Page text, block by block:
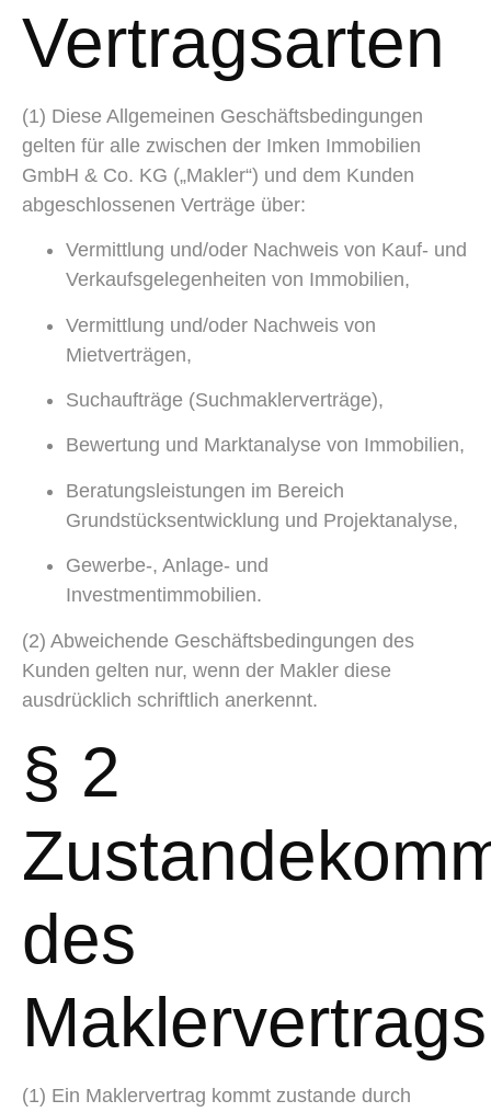
Vertragsarten
(1) Diese Allgemeinen Geschäftsbedingungen
gelten für alle zwischen der Imken Immobilien
GmbH & Co. KG („Makler“) und dem Kunden
abgeschlossenen Verträge über:
Vermittlung und/oder Nachweis von Kauf- und
Verkaufsgelegenheiten von Immobilien,
Vermittlung und/oder Nachweis von
Mietverträgen,
Suchaufträge (Suchmaklerverträge),
Bewertung und Marktanalyse von Immobilien,
Beratungsleistungen im Bereich
Grundstücksentwicklung und Projektanalyse,
Gewerbe-, Anlage- und
Investmentimmobilien.
(2) Abweichende Geschäftsbedingungen des
Kunden gelten nur, wenn der Makler diese
ausdrücklich schriftlich anerkennt.
§ 2
des
Maklervertrags
(1) Ein Maklervertrag kommt zustande durch